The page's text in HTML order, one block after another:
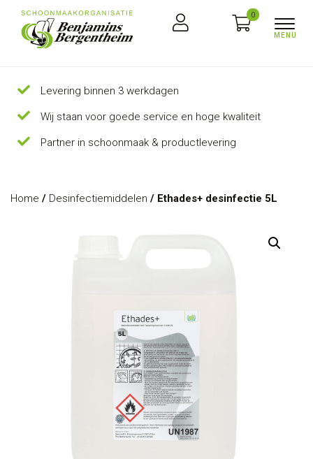
0
Levering binnen 3 werkdagen
Wij staan voor goede service en hoge kwaliteit
Partner in schoonmaak & productlevering
Home / Desinfectiemiddelen / Ethades+ desinfectie 5L